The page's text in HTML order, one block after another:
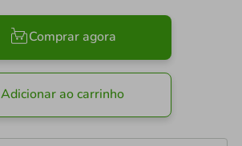
Comprar agora
Adicionar ao carrinho